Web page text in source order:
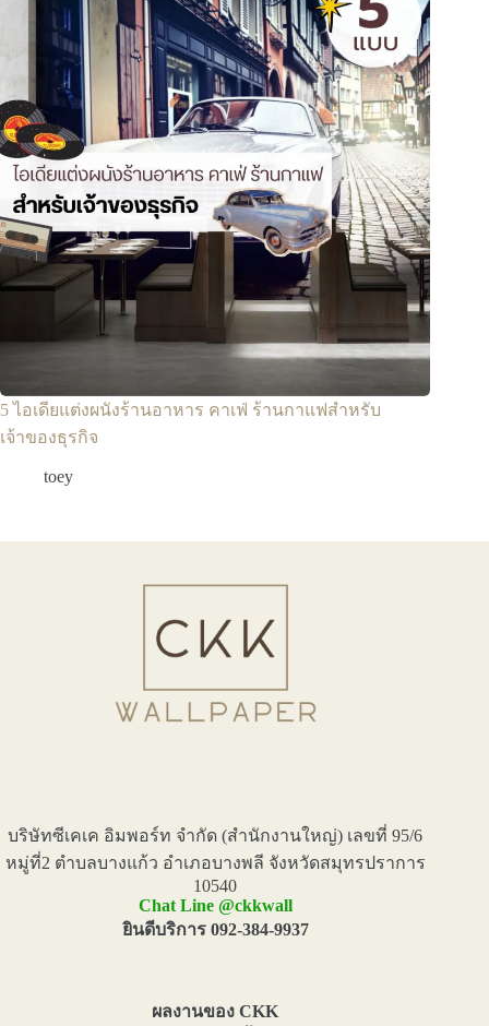
5 ไอเดียแต่งผนังร้านอาหาร คาเฟ่ ร้านกาแฟสำหรับ
เจ้าของธุรกิจ
toey
บริษัทซีเคเค อิมพอร์ท จำกัด (สำนักงานใหญ่) เลขที่ 95/6
หมู่ที่2 ตำบลบางแก้ว อำเภอบางพลี จังหวัดสมุทรปราการ
10540
Chat Line @ckkwall
ยินดีบริการ 092-384-9937
ผลงานของ CKK